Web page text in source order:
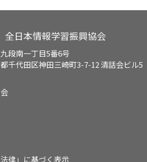
日本情報学習振興協会
段南一丁目5番6号
千代田区神田三崎町3-7-12 清話会ビル5
律」に基づく表示